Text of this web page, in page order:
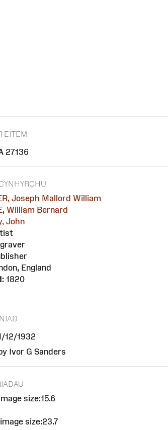
EITEM
27136
Joseph Mallord William
William Bernard
John
England
1820
12/1932
Ivor G Sanders
size:15.6
size:23.7